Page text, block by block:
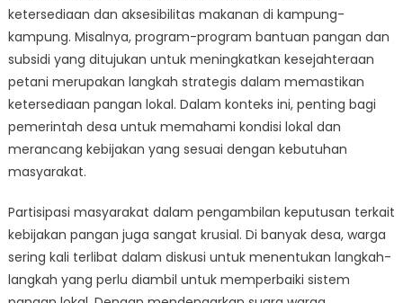
ketersediaan dan aksesibilitas makanan di kampung-
kampung. Misalnya, program-program bantuan pangan dan
subsidi yang ditujukan untuk meningkatkan kesejahteraan
petani merupakan langkah strategis dalam memastikan
ketersediaan pangan lokal. Dalam konteks ini, penting bagi
pemerintah desa untuk memahami kondisi lokal dan
merancang kebijakan yang sesuai dengan kebutuhan
masyarakat.
Partisipasi masyarakat dalam pengambilan keputusan terkait
kebijakan pangan juga sangat krusial. Di banyak desa, warga
sering kali terlibat dalam diskusi untuk menentukan langkah-
langkah yang perlu diambil untuk memperbaiki sistem